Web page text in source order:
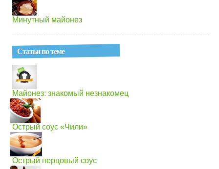
Минутный майонез
Статьи по теме
Майонез: знакомый незнакомец
Острый соус «Чили»
Острый перцовый соус